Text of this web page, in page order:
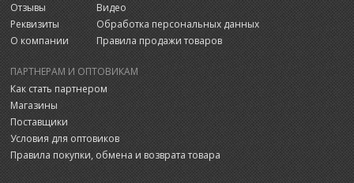
Отзывы
Реквизиты
О компании
Видео
Обработка персональных данных
Правила продажи товаров
ПАРТНЕРАМ И ОПТОВИКАМ
Как стать партнером
Магазины
Поставщики
Условия для оптовиков
Правила покупки, обмена и возврата товара